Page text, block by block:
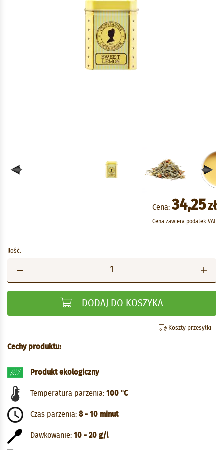
Cena: 34,25zł
Cena zawiera podatek VAT
Ilość:
DODAJ DO KOSZYKA
Koszty przesyłki
Cechy produktu:
Produkt ekologiczny
Temperatura parzenia: 100 °C
Czas parzenia: 8 - 10 minut
Dawkowanie: 10 - 20 g/l